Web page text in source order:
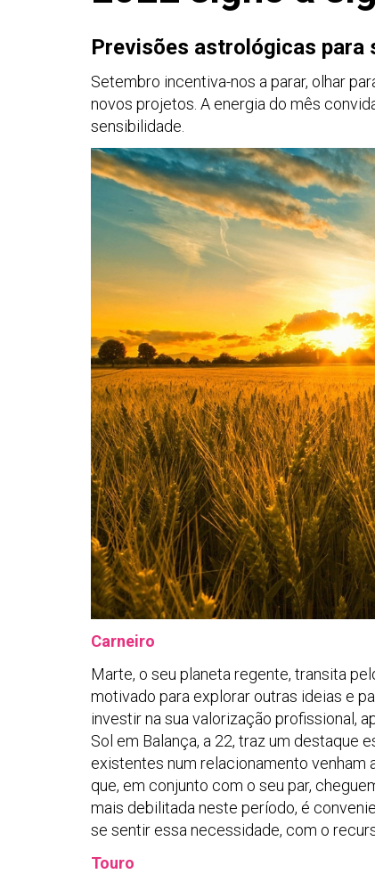
Previsões astrológicas para
Setembro incentiva-nos a parar, olhar
novos projetos. A energia do mês
sensibilidade.
Carneiro
Marte, o seu planeta regente, transita
motivado para explorar outras ideias e
investir na sua valorização profissional,
Sol em Balança, a 22, traz um destaque
existentes num relacionamento venham
que, em conjunto com o seu par,
mais debilitada neste período, é
se sentir essa necessidade, com o
Touro